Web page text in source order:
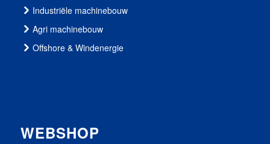
Industriële machinebouw
Agri machinebouw
Offshore & Windenergie
WEBSHOP